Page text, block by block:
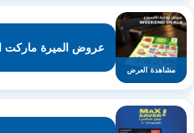
مشاهدة العرض
عروض الميرة ماركت